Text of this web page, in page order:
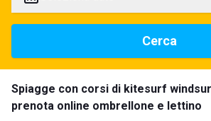
Cerca
Spiagge con corsi di kitesurf
prenota online ombrellone e lettino